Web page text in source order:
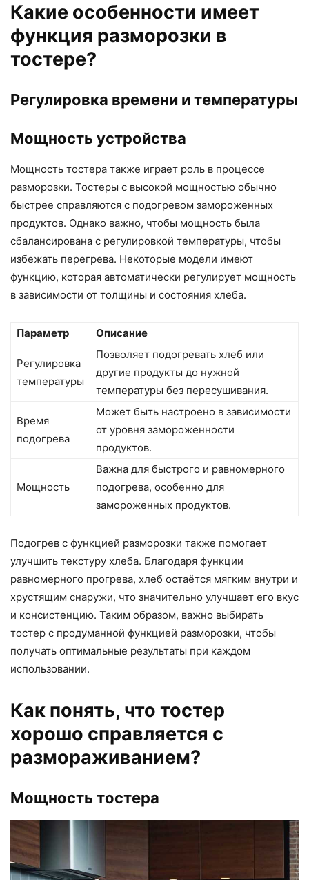
Какие особенности имеет
функция разморозки в
тостере?
Регулировка времени и температуры
Мощность устройства
Мощность тостера также играет роль в процессе
разморозки. Тостеры с высокой мощностью обычно
быстрее справляются с подогревом замороженных
продуктов. Однако важно, чтобы мощность была
сбалансирована с регулировкой температуры, чтобы
избежать перегрева. Некоторые модели имеют
функцию, которая автоматически регулирует мощность
в зависимости от толщины и состояния хлеба.
Параметр Описание
Регулировка
температуры
Позволяет подогревать хлеб или
другие продукты до нужной
температуры без пересушивания.
Время
подогрева
Может быть настроено в зависимости
от уровня замороженности
продуктов.
Мощность
Важна для быстрого и равномерного
подогрева, особенно для
замороженных продуктов.
Подогрев с функцией разморозки также помогает
улучшить текстуру хлеба. Благодаря функции
равномерного прогрева, хлеб остаётся мягким внутри и
хрустящим снаружи, что значительно улучшает его вкус
и консистенцию. Таким образом, важно выбирать
тостер с продуманной функцией разморозки, чтобы
получать оптимальные результаты при каждом
использовании.
Как понять, что тостер
хорошо справляется с
размораживанием?
Мощность тостера